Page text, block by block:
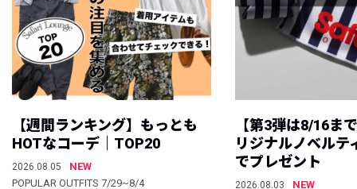
【週間ランキング】もっとも
HOTなコーデ｜TOP20
2026.08.05
NEW
POPULAR OUTFITS 7/29~8/4
【第3弾は8/16ま
リジナルノベルテ
でプレゼント
2026.08.03
NEW